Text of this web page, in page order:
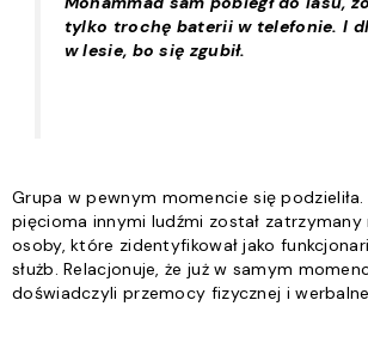
tylko trochę baterii w telefonie. I
w lesie, bo się zgubił.
Grupa w pewnym momencie się podzieliła.
pięcioma innymi ludźmi został zatrzymany
osoby, które zidentyfikował jako
służb. Relacjonuje, że już w samym
doświadczyli przemocy fizycznej i